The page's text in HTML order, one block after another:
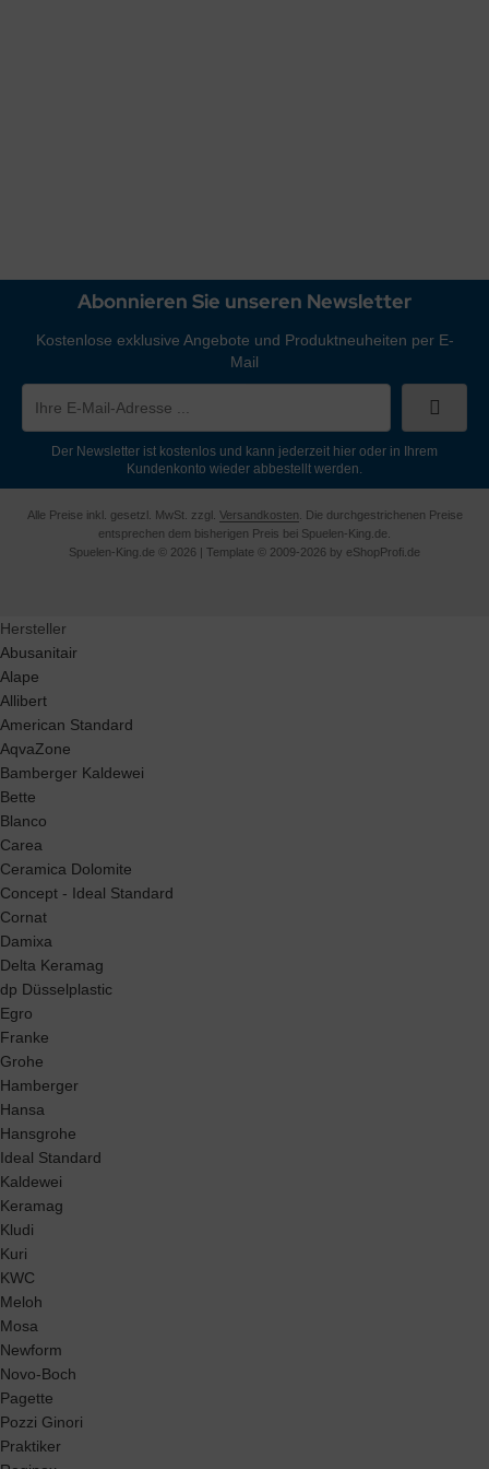
Abonnieren Sie unseren Newsletter
Kostenlose exklusive Angebote und Produktneuheiten per E-
Mail
Der Newsletter ist kostenlos und kann jederzeit hier oder in Ihrem
Kundenkonto wieder abbestellt werden.
Alle Preise inkl. gesetzl. MwSt. zzgl. Versandkosten . Die durchgestrichenen Preise
entsprechen dem bisherigen Preis bei Spuelen-King.de.
Spuelen-King.de © 2026 | Template © 2009-2026 by eShopProfi.de
Hersteller
Abusanitair
Alape
Allibert
American Standard
AqvaZone
Bamberger Kaldewei
Bette
Blanco
Carea
Ceramica Dolomite
Concept - Ideal Standard
Cornat
Damixa
Delta Keramag
dp Düsselplastic
Egro
Franke
Grohe
Hamberger
Hansa
Hansgrohe
Ideal Standard
Kaldewei
Keramag
Kludi
Kuri
KWC
Meloh
Mosa
Newform
Novo-Boch
Pagette
Pozzi Ginori
Praktiker